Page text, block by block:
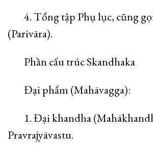
4. Tổng tập Phụ lục, cũng
(Parivāra).
Phần cấu trúc Skandhaka
Đại phẩm (Mahāvagga):
1. Đại khandha
Pravrajyāvastu.